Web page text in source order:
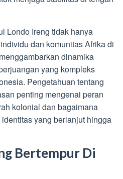
Londo Ireng tidak hanya
dan komunitas Afrika di
dinamika
yang kompleks
Pengetahuan tentang
penting mengenai peran
kolonial dan bagaimana
yang berlanjut hingga
Bertempur Di